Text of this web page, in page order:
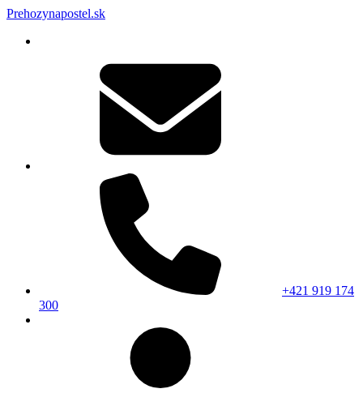
Prehozynapostel.sk
+421 919 174
300